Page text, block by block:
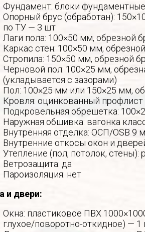
Фундамент: блоки
Опорный брус (обработан):
по ТУ — 3 шт
Лаги пола: 100×50 мм, обрезной
Каркас стен: 100×50 мм,
Стропила: 150×50 мм, обрезной
Черновой пол: 100×25 мм,
(укладывается с зазорами)
Пол: 100×25 мм или 150×25 мм,
Кровля: оцинкованный профлист
Подкровельная обрешетка:
Наружная обшивка: вагонка
Внутренняя отделка: ОСП/OSB 9
Внутренние откосы окон и
Утепление (пол, потолок, стены):
Ветрозащита: да
Пароизоляция: нет
и двери:
Окна: пластиковое ПВХ
глухое/поворотно-откидное) — 1